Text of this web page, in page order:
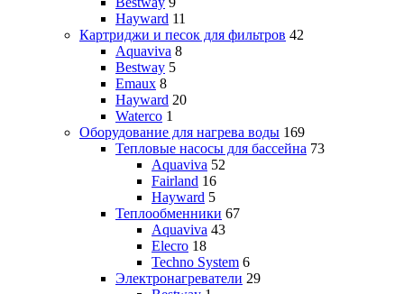
Hayward 11
Картриджи и песок для фильтров 42
Aquaviva 8
Bestway 5
Emaux 8
Hayward 20
Waterco 1
Оборудование для нагрева воды 169
Тепловые насосы для бассейна 73
Aquaviva 52
Fairland 16
Hayward 5
Теплообменники 67
Aquaviva 43
Elecro 18
Techno System 6
Электронагреватели 29